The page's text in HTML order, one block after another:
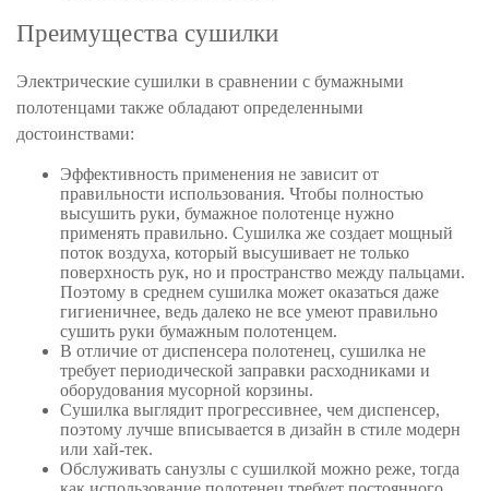
Преимущества сушилки
Электрические сушилки в сравнении с бумажными
полотенцами также обладают определенными
достоинствами:
Эффективность применения не зависит от
правильности использования. Чтобы полностью
высушить руки, бумажное полотенце нужно
применять правильно. Сушилка же создает мощный
поток воздуха, который высушивает не только
поверхность рук, но и пространство между пальцами.
Поэтому в среднем сушилка может оказаться даже
гигиеничнее, ведь далеко не все умеют правильно
сушить руки бумажным полотенцем.
В отличие от диспенсера полотенец, сушилка не
требует периодической заправки расходниками и
оборудования мусорной корзины.
Сушилка выглядит прогрессивнее, чем диспенсер,
поэтому лучше вписывается в дизайн в стиле модерн
или хай-тек.
Обслуживать санузлы с сушилкой можно реже, тогда